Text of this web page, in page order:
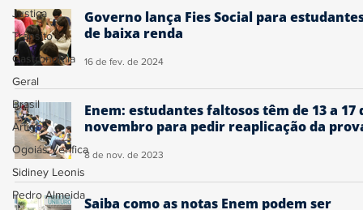
Justiça
Trânsito
Gastronomia
Geral
Brasil
Artigos
Ogoiás Verifica
Sidiney Leonis
Pedro Almeida
Governo lança Fies Social para
de baixa renda
16 de fev. de 2024
Enem: estudantes faltosos têm de 13 a 17
novembro para pedir reaplicação da
8 de nov. de 2023
Saiba como as notas Enem podem ser